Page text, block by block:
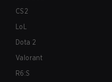
CS2
LoL
Dota 2
Valorant
R6:S